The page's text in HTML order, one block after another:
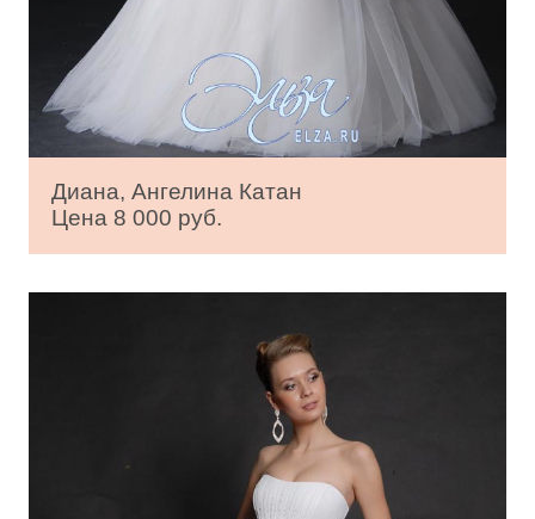
Диана, Ангелина Катан
Цена 8 000 руб.